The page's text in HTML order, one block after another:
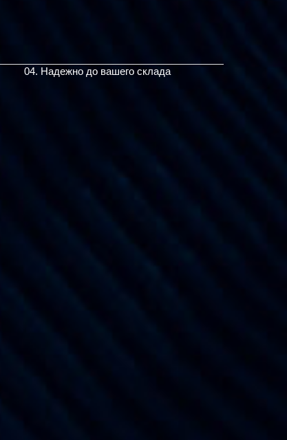
04. Надежно до вашего склада